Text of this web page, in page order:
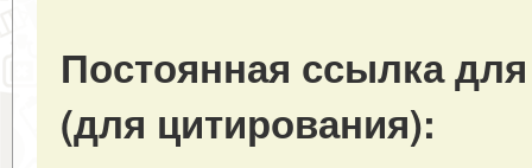
Постоянная ссылка
(для цитирования):